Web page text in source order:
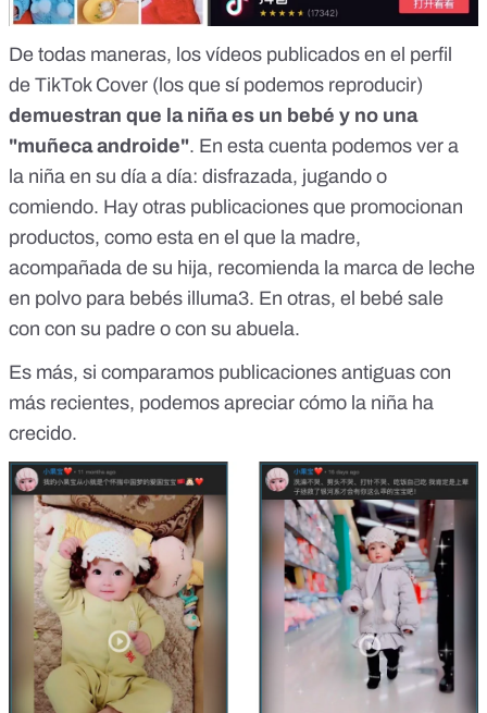
De todas maneras, los vídeos publicados en el perfil
de TikTok Cover (los que sí podemos reproducir)
demuestran que la niña es un bebé y no una
"muñeca androide". En esta cuenta podemos ver a
la niña en su día a día: disfrazada, jugando o
comiendo. Hay otras publicaciones que promocionan
productos, como esta en el que la madre,
acompañada de su hija, recomienda la marca de leche
en polvo para bebés illuma3. En otras, el bebé sale
con con su padre o con su abuela.
Es más, si comparamos publicaciones antiguas con
más recientes, podemos apreciar cómo la niña ha
crecido.